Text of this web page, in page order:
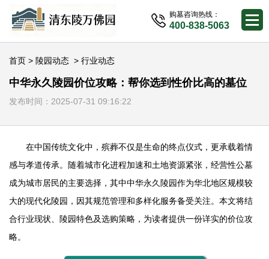
购墓咨询热线：
400-838-5063
首页 > 陵园动态 > 行业动态
中华永久陵园价位攻略：帮你选到性价比高的墓位
发布时间：2025-07-31 09:16:22
在中国传统文化中，殡葬不仅是生命的终点仪式，更承载着情
感与孝道传承。随着城市化进程加速和土地资源紧张，经营性公墓
成为城市居民的主要选择，其中中华永久陵园作为华北地区规模较
大的现代化陵园，因其规范管理和多样化服务备受关注。本文将结
合行业现状、陵园特色及选购策略，为读者提供一份详实的价位攻
略。